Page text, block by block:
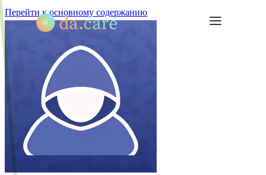
Перейти к основному содержанию